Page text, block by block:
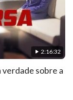
2:16:32
verdade sobre a